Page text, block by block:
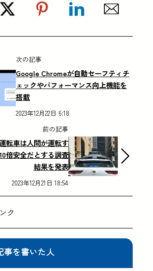
次の記事
Google Chromeが自動セーフティチ
ェックやパフォーマンス向上機能を
搭載
2023年12月22日 6:18
前の記事
転車は人間が運転す
倍安全だとする調査
結果を発表
2023年12月21日 18:54
ク
事を書いた人